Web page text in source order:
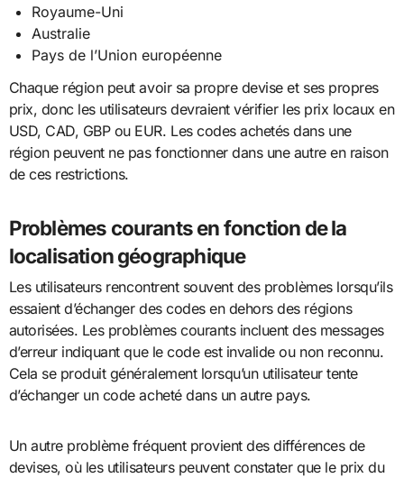
Royaume-Uni
Australie
Pays de l’Union européenne
Chaque région peut avoir sa propre devise et ses propres
prix, donc les utilisateurs devraient vérifier les prix locaux en
USD, CAD, GBP ou EUR. Les codes achetés dans une
région peuvent ne pas fonctionner dans une autre en raison
de ces restrictions.
Problèmes courants en fonction de la
localisation géographique
Les utilisateurs rencontrent souvent des problèmes lorsqu’ils
essaient d’échanger des codes en dehors des régions
autorisées. Les problèmes courants incluent des messages
d’erreur indiquant que le code est invalide ou non reconnu.
Cela se produit généralement lorsqu’un utilisateur tente
d’échanger un code acheté dans un autre pays.
Un autre problème fréquent provient des différences de
devises, où les utilisateurs peuvent constater que le prix du